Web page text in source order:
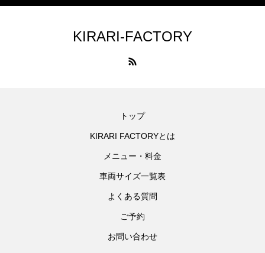
KIRARI-FACTORY
トップ
KIRARI FACTORYとは
メニュー・料金
車両サイズ一覧表
よくある質問
ご予約
お問い合わせ